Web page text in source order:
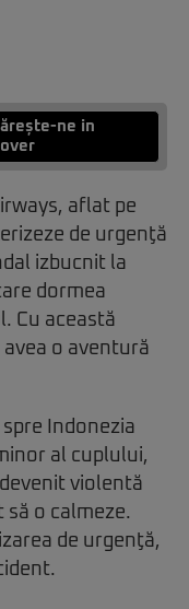
ne in
aflat pe
de urgenţă
izbucnit la
dormea
Cu această
o aventură
Indonezia
al cuplului,
violentă
să o calmeze.
de urgenţă,